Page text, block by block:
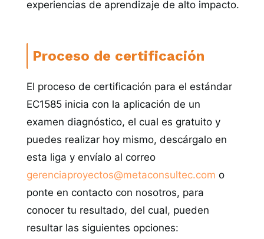
experiencias de aprendizaje de alto impacto.
Proceso de certificación
El proceso de certificación para el estándar
EC1585 inicia con la aplicación de un
examen diagnóstico, el cual es gratuito y
puedes realizar hoy mismo, descárgalo en
esta liga y envíalo al correo
gerenciaproyectos@metaconsultec.com o
ponte en contacto con nosotros, para
conocer tu resultado, del cual, pueden
resultar las siguientes opciones: